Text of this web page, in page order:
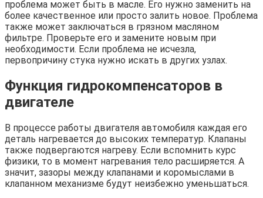
проблема может быть в масле. Его нужно заменить на
более качественное или просто залить новое. Проблема
также может заключаться в грязном масляном
фильтре. Проверьте его и замените новым при
необходимости. Если проблема не исчезла,
первопричину стука нужно искать в других узлах.
Функция гидрокомпенсаторов в
двигателе
В процессе работы двигателя автомобиля каждая его
деталь нагревается до высоких температур. Клапаны
также подвергаются нагреву. Если вспомнить курс
физики, то в момент нагревания тело расширяется. А
значит, зазоры между клапанами и коромыслами в
клапанном механизме будут неизбежно уменьшаться.